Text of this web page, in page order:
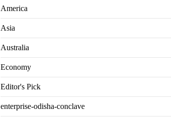
America
Asia
Australia
Economy
Editor's Pick
enterprise-odisha-conclave